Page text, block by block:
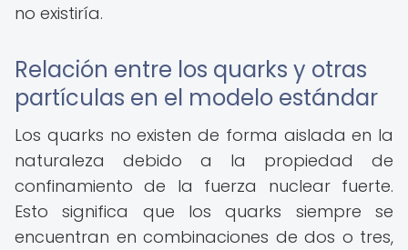
no existiría.
Relación entre los quarks y otras
partículas en el modelo estándar
Los quarks no existen de forma aislada en la
naturaleza debido a la propiedad de
confinamiento de la fuerza nuclear fuerte.
Esto significa que los quarks siempre se
encuentran en combinaciones de dos o tres,